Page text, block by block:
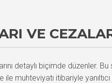
VE
detaylı biçimde düzenler. Bu
muhteviyatı itibariyle